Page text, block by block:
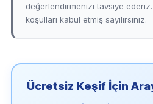
değerlendirmenizi tavsiye
koşulları kabul etmiş sayılırsınız.
Ücretsiz Keşif İçin